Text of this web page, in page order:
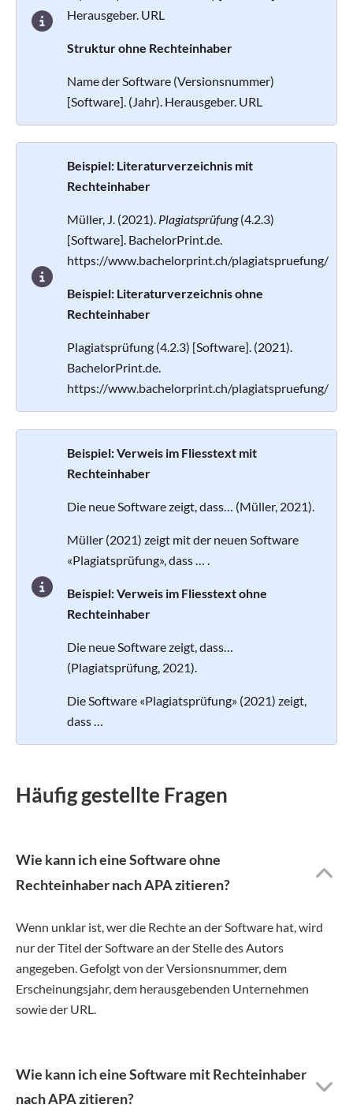
Herausgeber. URL
Struktur ohne Rechteinhaber
Name der Software (Versionsnummer)
[Software]. (Jahr). Herausgeber. URL
Beispiel: Literaturverzeichnis mit
Rechteinhaber
Müller, J. (2021). Plagiatsprüfung(4.2.3)
[Software]. BachelorPrint.de.
https://www.bachelorprint.ch/plagiatspruefung/
Beispiel: Literaturverzeichnis ohne
Rechteinhaber
Plagiatsprüfung (4.2.3) [Software]. (2021).
BachelorPrint.de.
https://www.bachelorprint.ch/plagiatspruefung/
Beispiel: Verweis im Fliesstext mit
Rechteinhaber
Die neue Software zeigt, dass… (Müller, 2021).
Müller (2021) zeigt mit der neuen Software
«Plagiatsprüfung», dass … .
Beispiel: Verweis im Fliesstext ohne
Rechteinhaber
Die neue Software zeigt, dass…
(Plagiatsprüfung, 2021).
Die Software «Plagiatsprüfung» (2021) zeigt,
dass …
Häufig gestellte Fragen
Wie kann ich eine Software ohne
Rechteinhaber nach APA zitieren?
Wenn unklar ist, wer die Rechte an der Software hat, wird
nur der Titel der Software an der Stelle des Autors
angegeben. Gefolgt von der Versionsnummer, dem
Erscheinungsjahr, dem herausgebenden Unternehmen
sowie der URL.
Wie kann ich eine Software mit Rechteinhaber
nach APA zitieren?